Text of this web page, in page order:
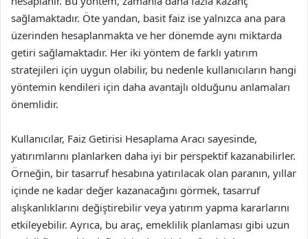
sağlamaktadır. Öte yandan, basit faiz ise yalnızca ana para
üzerinden hesaplanmakta ve her dönemde aynı miktarda
getiri sağlamaktadır. Her iki yöntem de farklı yatırım
stratejileri için uygun olabilir, bu nedenle kullanıcıların hangi
yöntemin kendileri için daha avantajlı olduğunu anlamaları
önemlidir.
Kullanıcılar, Faiz Getirisi Hesaplama Aracı sayesinde,
yatırımlarını planlarken daha iyi bir perspektif kazanabilirler.
Örneğin, bir tasarruf hesabına yatırılacak olan paranın, yıllar
içinde ne kadar değer kazanacağını görmek, tasarruf
alışkanlıklarını değiştirebilir veya yatırım yapma kararlarını
etkileyebilir. Ayrıca, bu araç, emeklilik planlaması gibi uzun